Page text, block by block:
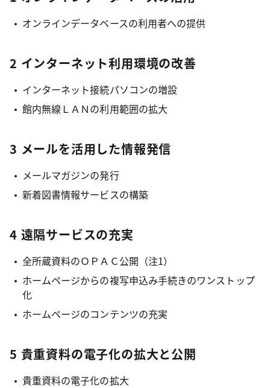
オンラインデータベースの利用者への提供
2 インターネット利用環境の改善
インターネット接続パソコンの増設
館内無線ＬＡＮの利用範囲の拡大
3 メールを活用した情報発信
メールマガジンの発行
新着図書情報サービスの構築
4 遠隔サービスの充実
全所蔵資料のＯＰＡＣ公開（注1）
ホームページからの複写申込み手続きのワンストップ
化
ホームページのコンテンツの充実
5 貴重資料の電子化の拡大と公開
貴重資料の電子化の拡大